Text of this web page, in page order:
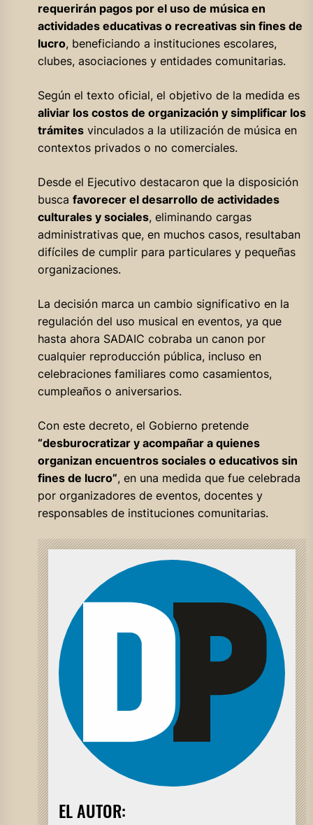
requerirán pagos por el uso de música en
actividades educativas o recreativas sin fines de
lucro, beneficiando a instituciones escolares,
clubes, asociaciones y entidades comunitarias.
Según el texto oficial, el objetivo de la medida es
aliviar los costos de organización y simplificar los
trámitesvinculados a la utilización de música en
contextos privados o no comerciales.
Desde el Ejecutivo destacaron que la disposición
busca favorecer el desarrollo de actividades
culturales y sociales, eliminando cargas
administrativas que, en muchos casos, resultaban
difíciles de cumplir para particulares y pequeñas
organizaciones.
La decisión marca un cambio significativo en la
regulación del uso musical en eventos, ya que
hasta ahora SADAIC cobraba un canon por
cualquier reproducción pública, incluso en
celebraciones familiares como casamientos,
cumpleaños o aniversarios.
Con este decreto, el Gobierno pretende
“desburocratizar y acompañar a quienes
organizan encuentros sociales o educativos sin
fines de lucro”, en una medida que fue celebrada
por organizadores de eventos, docentes y
responsables de instituciones comunitarias.
EL AUTOR: